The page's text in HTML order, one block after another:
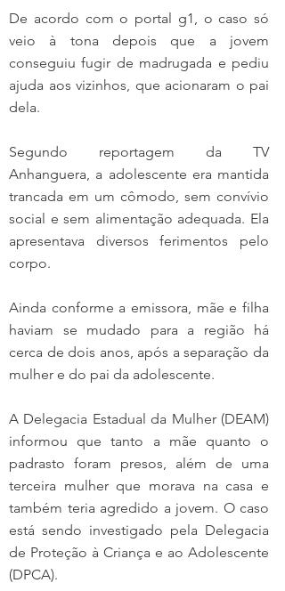
De acordo com o portal g1, o caso só
veio à tona depois que a jovem
conseguiu fugir de madrugada e pediu
ajuda aos vizinhos, que acionaram o pai
dela.
Segundo reportagem da TV
Anhanguera, a adolescente era mantida
trancada em um cômodo, sem convívio
social e sem alimentação adequada. Ela
apresentava diversos ferimentos pelo
corpo.
Ainda conforme a emissora, mãe e filha
haviam se mudado para a região há
cerca de dois anos, após a separação da
mulher e do pai da adolescente.
A Delegacia Estadual da Mulher (DEAM)
informou que tanto a mãe quanto o
padrasto foram presos, além de uma
terceira mulher que morava na casa e
também teria agredido a jovem. O caso
está sendo investigado pela Delegacia
de Proteção à Criança e ao Adolescente
(DPCA).